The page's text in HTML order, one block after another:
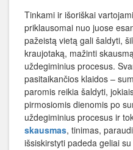
Tinkami ir išoriškai
priklausomai nuo juose
pažeistą vietą gali šaldyti,
kraujotaką, mažinti
uždegiminius procesus.
pasitaikančios klaidos –
paromis reikia šaldyti,
pirmosiomis dienomis po
uždegiminius procesus ir
skausmas, tinimas,
išsiskirstyti padeda geliai